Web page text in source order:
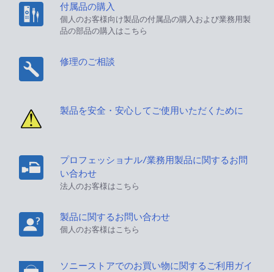
付属品の購入
個人のお客様向け製品の付属品の購入および業務用製
品の部品の購入はこちら
修理のご相談
製品を安全・安心してご使用いただくために
プロフェッショナル/業務用製品に関するお問
い合わせ
法人のお客様はこちら
製品に関するお問い合わせ
個人のお客様はこちら
ソニーストアでのお買い物に関するご利用ガイ